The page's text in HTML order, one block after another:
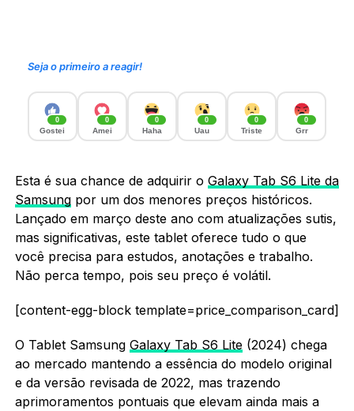
Seja o primeiro a reagir!
0
Gostei
0
Amei
0
Haha
0
Uau
0
Triste
0
Grr
Esta é sua chance de adquirir o Galaxy Tab S6 Lite da
Samsungpor um dos menores preços históricos.
Lançado em março deste ano com atualizações sutis,
mas significativas, este tablet oferece tudo o que
você precisa para estudos, anotações e trabalho.
Não perca tempo, pois seu preço é volátil.
[content-egg-block template=price_comparison_card]
O Tablet Samsung Galaxy Tab S6 Lite(2024) chega
ao mercado mantendo a essência do modelo original
e da versão revisada de 2022, mas trazendo
aprimoramentos pontuais que elevam ainda mais a